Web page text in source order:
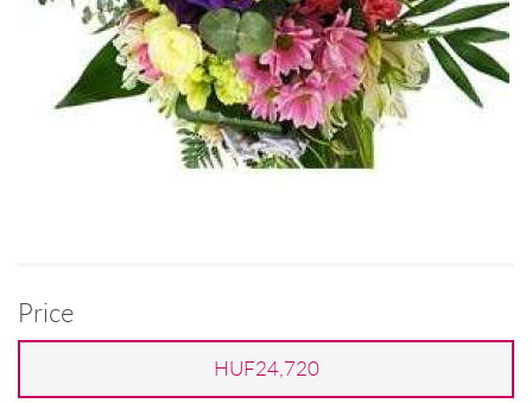
Price
HUF24,720